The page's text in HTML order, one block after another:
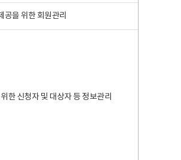
공을 위한 회원관리
한 신청자 및 대상자 등 정보관리